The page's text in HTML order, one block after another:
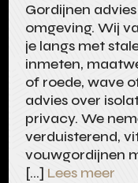
Gordijnen
omgeving. Wij
je langs met
inmeten,
of roede, wave
advies over
privacy. We
verduisterend,
vouwgordijnen
[…] Lees meer